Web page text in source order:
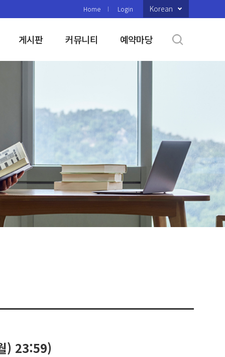
Home Login Korean
게시판 커뮤니티 예약마당
) 23:59)